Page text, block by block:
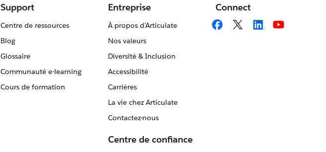
Support
Centre de ressources
Blog
Glossaire
Communauté e-learning
Cours de formation
Entreprise
À propos d'Articulate
Nos valeurs
Diversité & Inclusion
Accessibilité
Carrières
La vie chez Articulate
Contactez-nous
Centre de confiance
Connect